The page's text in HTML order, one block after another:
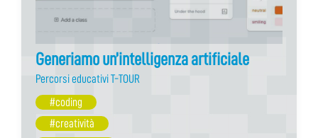
Generiamo un’intelligenza artificiale
Percorsi educativi T-TOUR
#coding
#creatività